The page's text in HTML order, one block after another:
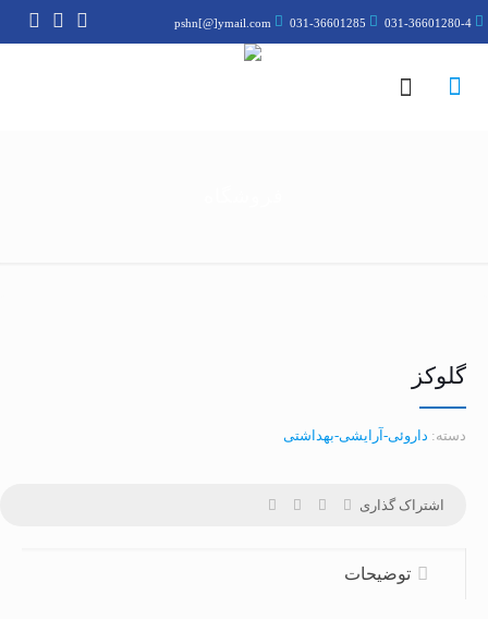
031-36601280-4
031-36601285
pshn[@]ymail.com
گلوکز
دسته: داروئی-آرایشی-بهداشتی
اشتراک گذاری
توضیحات